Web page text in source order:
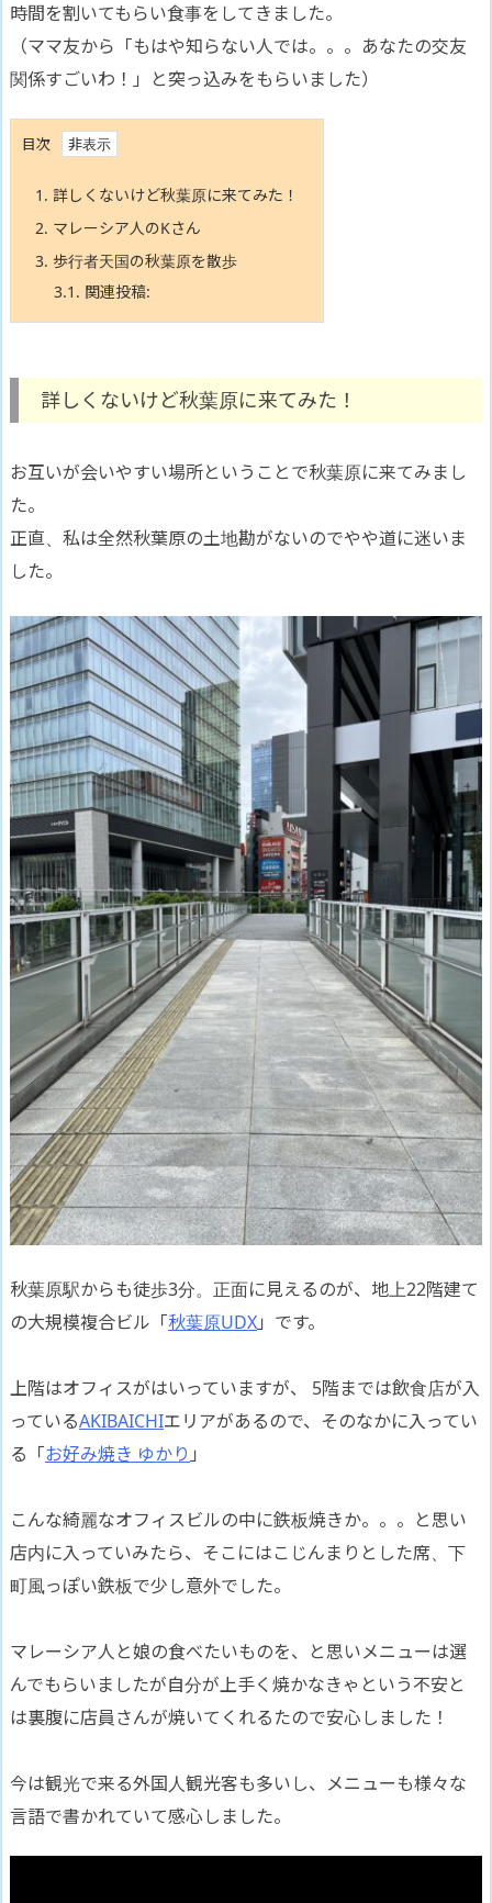
時間を割いてもらい食事をしてきました。
（ママ友から「もはや知らない人では。。。あなたの交友
関係すごいわ！」と突っ込みをもらいました）
目次
1. 詳しくないけど秋葉原に来てみた！
2. マレーシア人のKさん
3. 歩行者天国の秋葉原を散歩
3.1. 関連投稿:
詳しくないけど秋葉原に来てみた！
お互いが会いやすい場所ということで秋葉原に来てみまし
た。
正直、私は全然秋葉原の土地勘がないのでやや道に迷いま
した。
秋葉原駅からも徒歩3分。正面に見えるのが、地上22階建て
の大規模複合ビル「秋葉原UDX」です。
上階はオフィスがはいっていますが、 5階までは飲食店が入
っているAKIBAICHIエリアがあるので、そのなかに入ってい
る「お好み焼き ゆかり 」
こんな綺麗なオフィスビルの中に鉄板焼きか。。。と思い
店内に入っていみたら、そこにはこじんまりとした席、下
町風っぽい鉄板で少し意外でした。
マレーシア人と娘の食べたいものを、と思いメニューは選
んでもらいましたが自分が上手く焼かなきゃという不安と
は裏腹に店員さんが焼いてくれるたので安心しました！
今は観光で来る外国人観光客も多いし、メニューも様々な
言語で書かれていて感心しました。